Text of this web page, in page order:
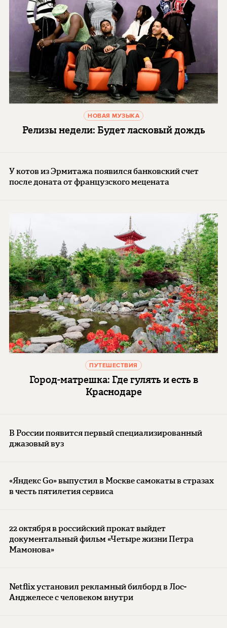
НОВАЯ МУЗЫКА
Релизы недели: Будет ласковый дождь
У котов из Эрмитажа появился банковский счет
после доната от французского мецената
ПУТЕШЕСТВИЯ
Город-матрешка: Где гулять и есть в
Краснодаре
В России появится первый специализированный
джазовый вуз
«Яндекс Go» выпустил в Москве самокаты в стразах
в честь пятилетия сервиса
22 октября в российский прокат выйдет
документальный фильм «Четыре жизни Петра
Мамонова»
Netflix установил рекламный билборд в Лос-
Анджелесе с человеком внутри